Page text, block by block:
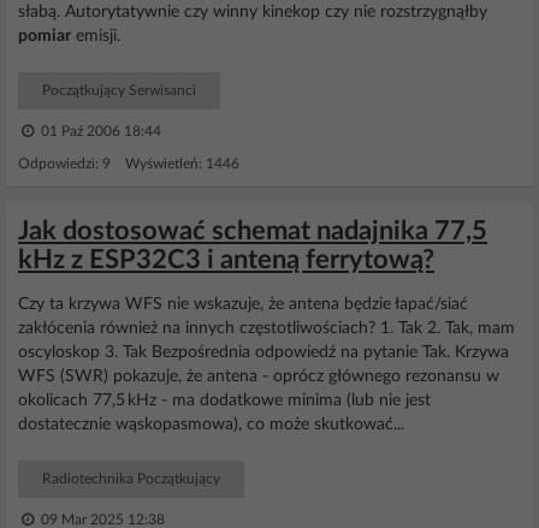
słabą. Autorytatywnie czy winny kinekop czy nie rozstrzygnąłby
pomiar emisji.
Początkujący Serwisanci
01 Paź 2006 18:44
Odpowiedzi: 9 Wyświetleń: 1446
Jak dostosować schemat nadajnika 77,5
kHz z ESP32C3 i anteną ferrytową?
Czy ta krzywa WFS nie wskazuje, że antena będzie łapać/siać
zakłócenia również na innych częstotliwościach? 1. Tak 2. Tak, mam
oscyloskop 3. Tak Bezpośrednia odpowiedź na pytanie Tak. Krzywa
WFS (SWR) pokazuje, że antena - oprócz głównego rezonansu w
okolicach 77,5 kHz - ma dodatkowe minima (lub nie jest
dostatecznie wąskopasmowa), co może skutkować...
Radiotechnika Początkujący
09 Mar 2025 12:38